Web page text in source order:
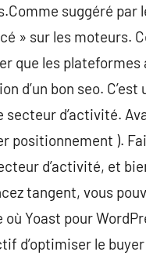
suggéré par
» sur les
que les
d’un bon seo.
secteur d’activité.
positionnement ).
d’activité, et
tangent, vous
où Yoast pour
d’optimiser le